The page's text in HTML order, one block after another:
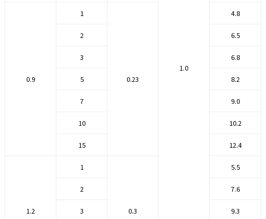
1.0
0.9
1
0.23
4.8
2 6.5
3 6.8
5 8.2
7 9.0
10 10.2
15 12.4
1.2
1
0.3
5.5
2 7.6
3 9.3